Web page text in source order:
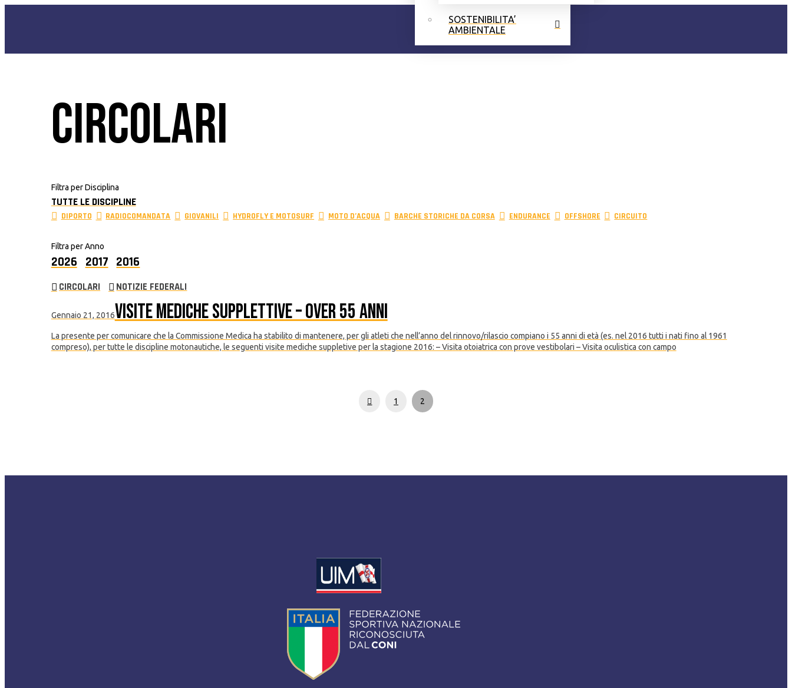
SOSTENIBILITA’
AMBIENTALE
CIRCOLARI
Filtra per Disciplina
TUTTE LE DISCIPLINE
DIPORTO RADIOCOMANDATA GIOVANILI HYDROFLY E MOTOSURF MOTO D’ACQUA BARCHE STORICHE DA CORSA ENDURANCE OFFSHORE CIRCUITO
Filtra per Anno
2026 2017 2016
CIRCOLARI NOTIZIE FEDERALI
Gennaio 21, 2016Visite Mediche Supplettive – Over 55 anni
La presente per comunicare che la Commissione Medica ha stabilito di mantenere, per gli atleti che nell’anno del rinnovo/rilascio compiano i 55 anni di età (es. nel 2016 tutti i nati fino al 1961
compreso), per tutte le discipline motonautiche, le seguenti visite mediche suppletive per la stagione 2016: – Visita otoiatrica con prove vestibolari – Visita oculistica con campo
1 2